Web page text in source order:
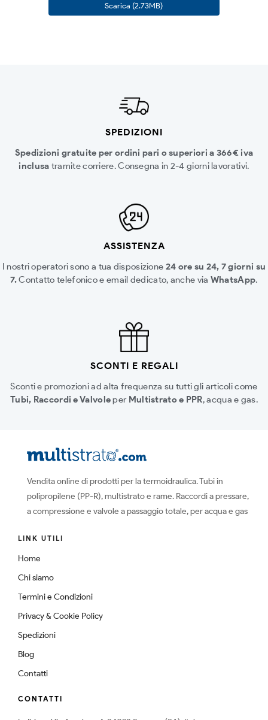
Scarica (2.73MB)
SPEDIZIONI
Spedizioni gratuite per ordini pari o superiori a 366€ iva
inclusa tramite corriere. Consegna in 2-4 giorni lavorativi.
ASSISTENZA
I nostri operatori sono a tua disposizione 24 ore su 24, 7 giorni su
7.Contatto telefonico e email dedicato, anche via WhatsApp.
SCONTI E REGALI
Sconti e promozioni ad alta frequenza su tutti gli articoli come
Tubi, Raccordi e Valvoleper Multistrato e PPR, acqua e gas.
Vendita online di prodotti per la termoidraulica. Tubi in
polipropilene (PP-R), multistrato e rame. Raccordi a pressare,
a compressione e valvole a passaggio totale, per acqua e gas
LINK UTILI
Home
Chi siamo
Termini e Condizioni
Privacy & Cookie Policy
Spedizioni
Blog
Contatti
CONTATTI